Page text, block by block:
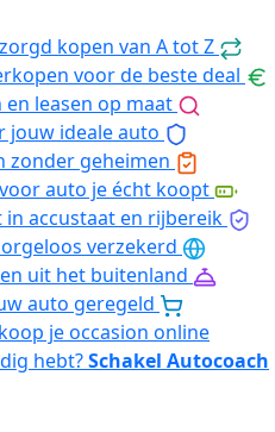
kopen van A tot Z
voor de beste deal
en leasen op maat
jouw ideale auto
zonder geheimen
auto je écht koopt
in accustaat en rijbereik
verzekerd
uit het buitenland
auto geregeld
je occasion online
hebt?Schakel Autocoach